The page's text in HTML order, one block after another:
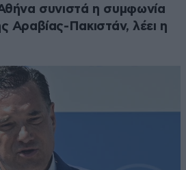
συνιστά η συμφωνία
Αραβίας-Πακιστάν, λέει η